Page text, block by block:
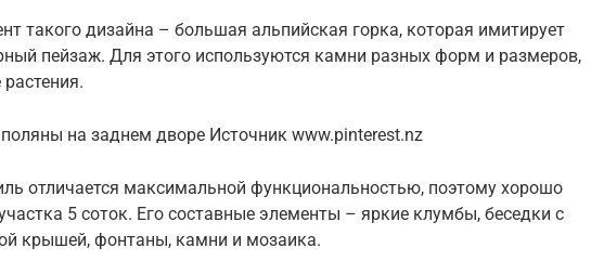
такого дизайна – большая альпийская горка, которая имитирует
пейзаж. Для этого используются камни разных форм и размеров,
на заднем дворе Источник www.pinterest.nz
отличается максимальной функциональностью, поэтому хорошо
5 соток. Его составные элементы – яркие клумбы, беседки с
крышей, фонтаны, камни и мозаика.